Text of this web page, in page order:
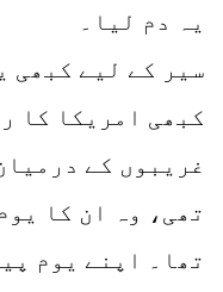
یہ دم لیا۔
سیر کے لیے کبھی
کبھی امریکا کا
غریبوں کے
تھی، وہ ان کا
تھا۔ اپنے یوم